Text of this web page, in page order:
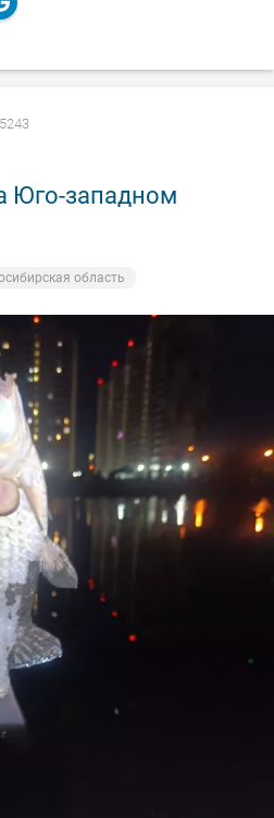
5243
Юго-западном
область